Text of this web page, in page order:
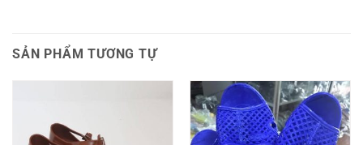
SẢN PHẨM TƯƠNG TỰ